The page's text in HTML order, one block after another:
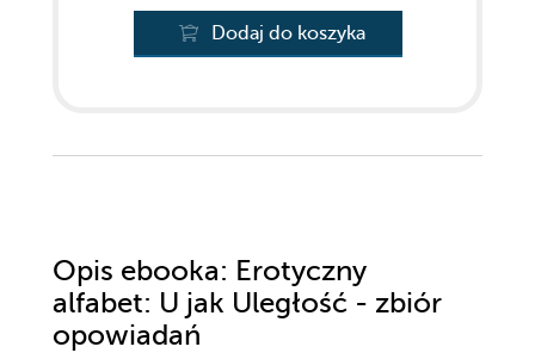
Dodaj do koszyka
Opis ebooka: Erotyczny
alfabet: U jak Uległość - zbiór
opowiadań